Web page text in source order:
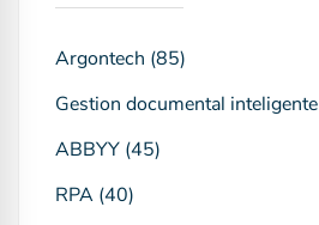
Argontech (85)
Gestion documental inteligente
ABBYY (45)
RPA (40)